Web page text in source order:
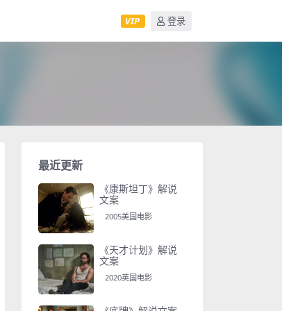
VIP 登录
最近更新
《康斯坦丁》解说
文案
2005美国电影
《天才计划》解说
文案
2020英国电影